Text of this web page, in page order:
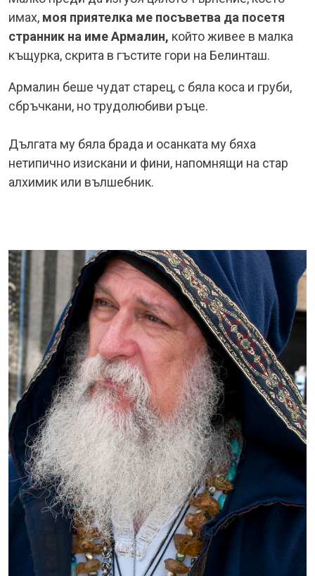
имах, моя приятелка ме посъветва да посетя
странник на име Армалин, който живее в малка
къщурка, скрита в гъстите гори на Белинташ.
Армалин беше чудат старец, с бяла коса и груби,
сбръчкани, но трудолюбиви ръце.
Дългата му бяла брада и осанката му бяха
нетипично изискани и фини, напомнящи на стар
алхимик или вълшебник.